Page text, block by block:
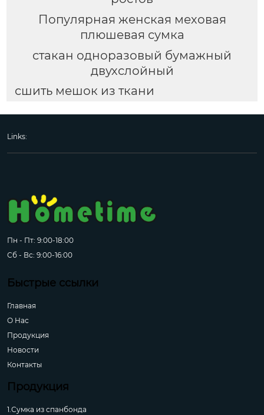
Популярная женская меховая
плюшевая сумка
стакан одноразовый бумажный
двухслойный
сшить мешок из ткани
Links:
Пн - Пт: 9:00-18:00
Сб - Вс: 9:00-16:00
Быстрые ссылки
Главная
О Hас
Продукция
Новости
Контакты
Продукция
1.Сумка из спанбонда